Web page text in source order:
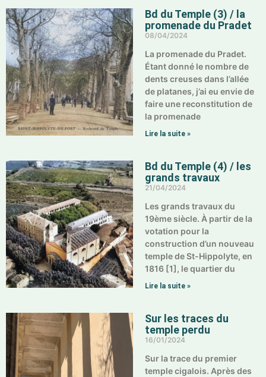
Bd du Temple (3) / la
promenade du Pradet
08/04/2024
La promenade du Pradet.
Étant donné le nombre de
dents creuses dans l’allée
de platanes, j’ai eu envie de
faire une reconstitution de
la promenade
Lire la suite »
Bd du Temple (4) / les
grands travaux
21/04/2024
Les grands travaux du
19ème siècle. À partir de la
votation pour la
construction d’un nouveau
temple de St-Hippolyte, en
1816 [1], le quartier du
Lire la suite »
Sur les traces du
temple perdu
16/01/2024
Sur la trace du premier
temple cigalois. Après des